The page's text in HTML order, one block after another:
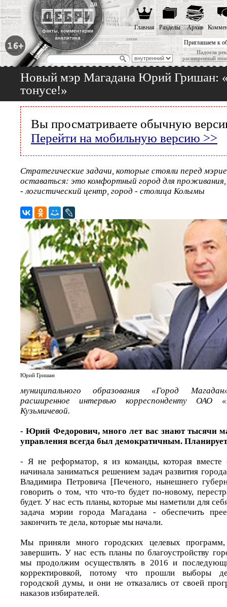
Приглашаем к
Надоела
расширенный
Главная Разделы Архив
Новый мэр Магадана Юрий Гришан:
тонусе!»
Вы просматриваете обычную
Перейти на мобильную версию >>
Стратегические задачи, которые стояли перед
оставаться: это комфортный город для проживания,
- логистический центр, город - столица Колымы
Юрий Гришан
муниципального образования «Город
расширенное интервью корреспонденту ОАО
Кузьмичевой.
- Юрий Федорович, много лет вас знают тысячи
управления всегда был демократичным.
- Я не реформатор, я из команды, которая
начинала заниматься решением задач развития
Владимира Петровича [Печеного, нынешнего
говорить о том, что что-то будет по-новому,
будет. У нас есть планы, которые мы наметили для
задача мэрии города Магадана - обеспечить
закончить те дела, которые мы начали.
Мы приняли много городских целевых
завершить. У нас есть планы по благоустройству
мы продолжим осуществлять в 2016 и
корректировкой, потому что прошли выборы
городской думы, и они не отказались от своей
наказов избирателей.